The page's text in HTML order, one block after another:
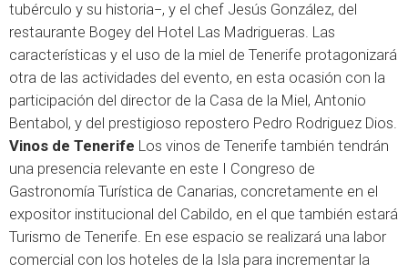
tubérculo y su historia−, y el chef Jesús González, del
restaurante Bogey del Hotel Las Madrigueras. Las
características y el uso de la miel de Tenerife protagonizará
otra de las actividades del evento, en esta ocasión con la
participación del director de la Casa de la Miel, Antonio
Bentabol, y del prestigioso repostero Pedro Rodriguez Dios.
Vinos de Tenerife Los vinos de Tenerife también tendrán
una presencia relevante en este I Congreso de
Gastronomía Turística de Canarias, concretamente en el
expositor institucional del Cabildo, en el que también estará
Turismo de Tenerife. En ese espacio se realizará una labor
comercial con los hoteles de la Isla para incrementar la